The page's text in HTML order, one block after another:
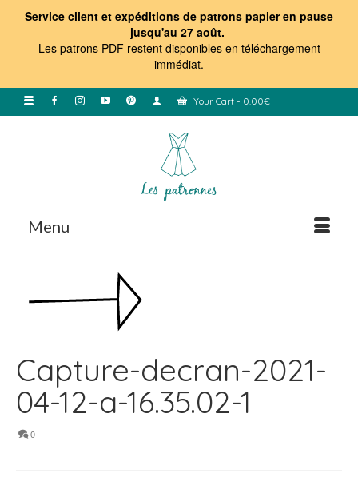
Service client et expéditions de patrons papier en pause
jusqu'au 27 août.
Les patrons PDF restent disponibles en téléchargement
immédiat.
Your Cart - 0.00€
Menu
Capture-decran-2021-
04-12-a-16.35.02-1
0